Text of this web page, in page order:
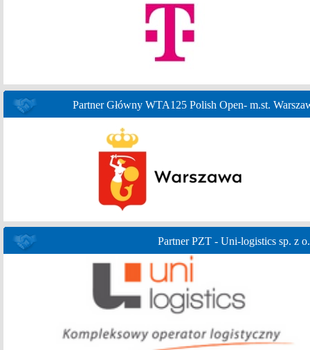
Partner Główny WTA125 Polish Open- m.st.
Partner PZT - Uni-logistics sp. z